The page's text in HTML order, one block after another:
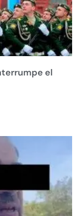
el